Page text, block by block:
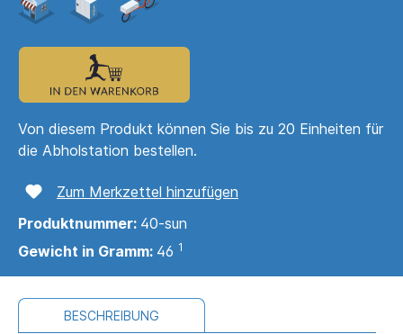
Von diesem Produkt können Sie bis zu 20 Einheiten für
die Abholstation bestellen.
Zum Merkzettel hinzufügen
Produktnummer: 40-sun
Gewicht in Gramm: 46 1
BESCHREIBUNG